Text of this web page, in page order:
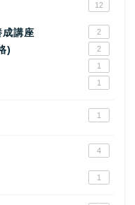
12
成講座 2
) 2
1
1
1
4
1